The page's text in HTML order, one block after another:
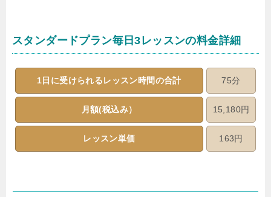
スタンダードプラン毎日3レッスンの料金詳細
1日に受けられるレッスン時間の合計 75分
月額(税込み） 15,180円
レッスン単価 163円